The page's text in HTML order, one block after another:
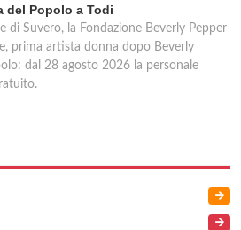
del Popolo a Todi
di Suvero, la Fondazione Beverly Pepper
prima artista donna dopo Beverly
dal 28 agosto 2026 la personale